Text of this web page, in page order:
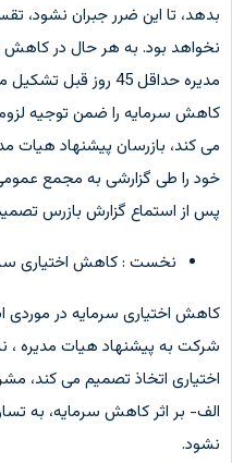
بدهد، تا این ضرر جبران نشود،
نخواهد بود. به هر حال در کاهش
مدیره حداقل 45 روز
کاهش سرمایه را ضمن توجیه
می کند، بازرسان پیشنهاد هیات
خود را طی گزارشی به مجمع
پس از استماع گزارش بازرس
نخست : کاهش اختیاری
کاهش اختیاری سرمایه در
شرکت به پیشنهاد هیات مدیره
اختیاری اتخاذ تصمیم می کند،
الف- بر اثر کاهش سرمایه، به
نشود.